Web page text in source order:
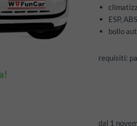
ESP, ABS
bollo
requisiti:
dal 1